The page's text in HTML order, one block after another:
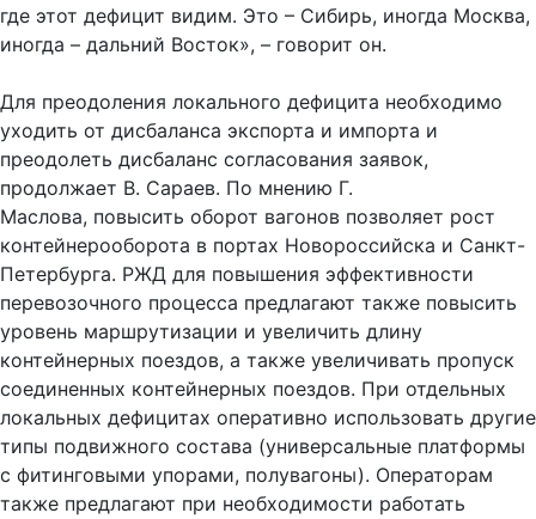
где этот дефицит видим. Это – Сибирь, иногда Москва,
иногда – дальний Восток», – говорит он.
Для преодоления локального дефицита необходимо
уходить от дисбаланса экспорта и импорта и
преодолеть дисбаланс согласования заявок,
продолжает В. Сараев. По мнению Г.
Маслова, повысить оборот вагонов позволяет рост
контейнерооборота в портах Новороссийска и Санкт-
Петербурга. РЖД для повышения эффективности
перевозочного процесса предлагают также повысить
уровень маршрутизации и увеличить длину
контейнерных поездов, а также увеличивать пропуск
соединенных контейнерных поездов. При отдельных
локальных дефицитах оперативно использовать другие
типы подвижного состава (универсальные платформы
с фитинговыми упорами, полувагоны). Операторам
также предлагают при необходимости работать